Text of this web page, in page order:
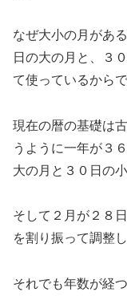
なぜ大小の月があ
日の大の月と、３
て使っているからで
現在の暦の基礎は
うように一年が３
大の月と３０日の
そして２月が２８
を割り振って調整
それでも年数が経